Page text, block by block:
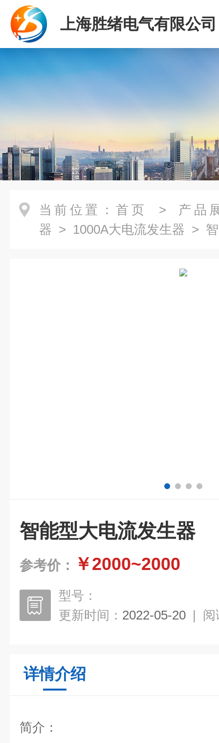
上海胜绪电气有限公司
当前位置： 首页 > 产品
器 > 1000A大电流发生器 >
智能型大电流发生器
参考价： ￥2000~2000
型号：
更新时间： 2022-05-20 | 阅
详情介绍
简介：